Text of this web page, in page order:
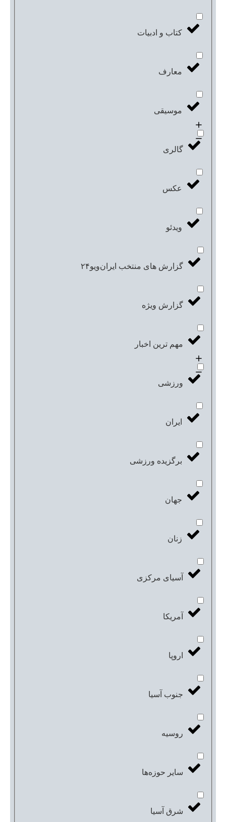
کتاب و ادبیات
معارف
موسیقی
گالری
عکس
ویدئو
گزارش های منتخب ایران‌ویو۲۴
گزارش ویژه
مهم ترین اخبار
ورزشی
ایران
برگزیده ورزشی
جهان
زنان
آسیای مرکزی
آمریکا
اروپا
جنوب آسیا
روسیه
سایر حوزه‌ها
شرق آسیا